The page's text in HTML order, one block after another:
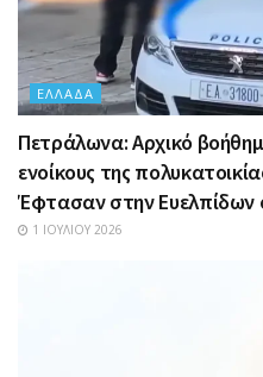
ΕΛΛΆΔΑ
Πετράλωνα: Αρχικό
ενοίκους της
Έφτασαν στην Ευελπίδων
1 ΙΟΥΛΊΟΥ 2026